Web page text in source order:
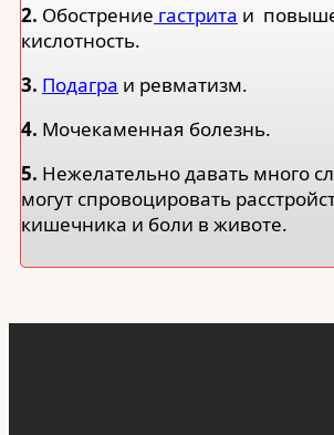
2. Обострение гастрита и
кислотность.
3. Подагра и ревматизм.
4. Мочекаменная болезнь.
5. Нежелательно давать много
могут спровоцировать
кишечника и боли в животе.